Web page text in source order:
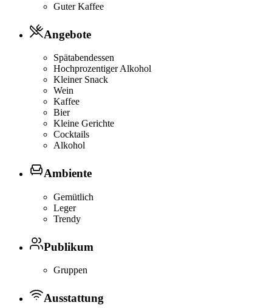
Guter Kaffee
Angebote
Spätabendessen
Hochprozentiger Alkohol
Kleiner Snack
Wein
Kaffee
Bier
Kleine Gerichte
Cocktails
Alkohol
Ambiente
Gemütlich
Leger
Trendy
Publikum
Gruppen
Ausstattung